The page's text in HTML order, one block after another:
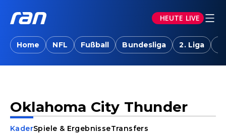
HEUTE LIVE
Home NFL Fußball Bundesliga 2. Liga
Oklahoma City Thunder
KaderSpiele & ErgebnisseTransfers